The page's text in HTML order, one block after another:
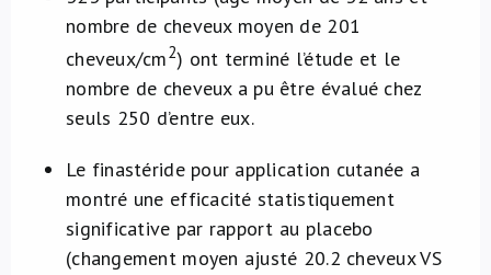
nombre de cheveux moyen de 201
cheveux/cm2) ont terminé l’étude et le
nombre de cheveux a pu être évalué chez
seuls 250 d’entre eux.
Le finastéride pour application cutanée a
montré une efficacité statistiquement
significative par rapport au placebo
(changement moyen ajusté 20.2 cheveux VS